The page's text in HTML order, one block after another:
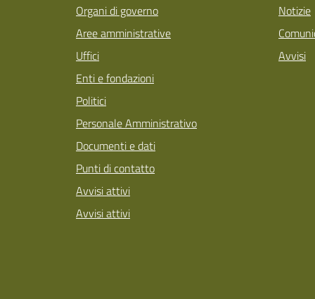
Organi di governo
Aree amministrative
Uffici
Enti e fondazioni
Politici
Personale Amministrativo
Documenti e dati
Punti di contatto
Avvisi attivi
Avvisi attivi
Notizie
Avvisi